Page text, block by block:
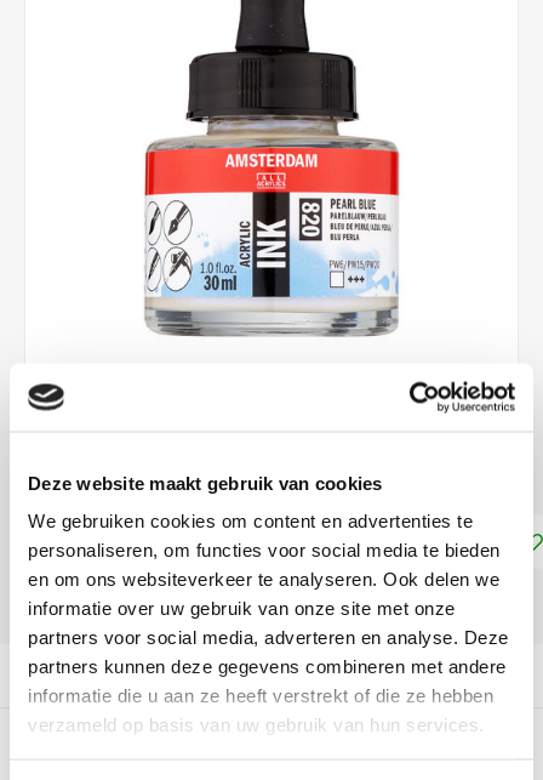
Deze website maakt gebruik van cookies
We gebruiken cookies om content en advertenties te
personaliseren, om functies voor social media te bieden
en om ons websiteverkeer te analyseren. Ook delen we
informatie over uw gebruik van onze site met onze
partners voor social media, adverteren en analyse. Deze
partners kunnen deze gegevens combineren met andere
informatie die u aan ze heeft verstrekt of die ze hebben
verzameld op basis van uw gebruik van hun services.
DIRECT LEVERBAAR
Toevoegen aan winkelwagen
DELEN:
Productomschrijving